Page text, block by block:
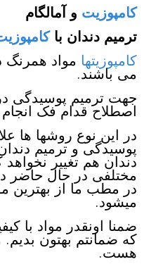
کامپوزیت و آمالگام
ترمیم دندان با
کامپوزیتها مواد همرنگ
می باشند.
جهت ترمیم پوسیدگی
اصطلاح قدام فک
در این نوع روشها ها
پوسیدگی و ترمیم
دندان هم تغییر نخواهد
مختلفی در حال حاضر
در مطب ما از بهترین
میشود.
ضمنا اونقدر مواد با
که ضمانتم بهتون
هست.